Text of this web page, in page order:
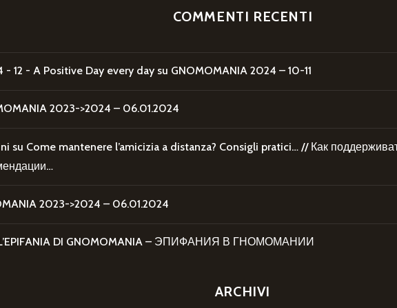
COMMENTI RECENTI
- 12 - A Positive Day every day su GNOMOMANIA 2024 – 10-11
2023->2024 – 06.01.2024
su Come mantenere l’amicizia a distanza? Consigli pratici… // Как
2023->2024 – 06.01.2024
DI GNOMOMANIA – ЭПИФАНИЯ В ГНОМОМАНИИ
ARCHIVI